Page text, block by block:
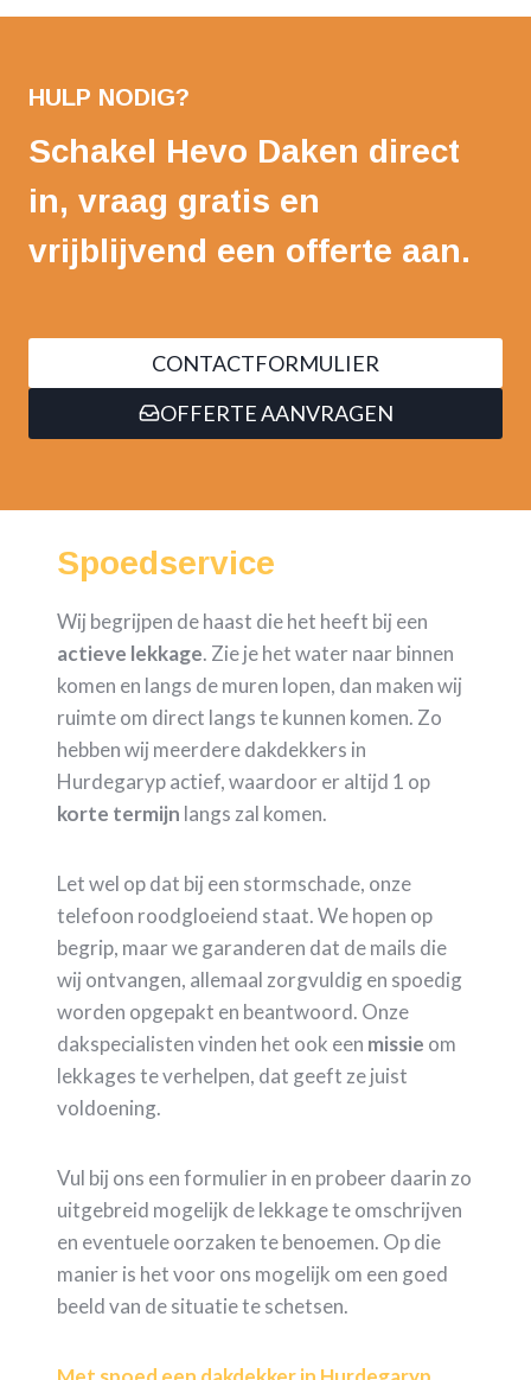
HULP NODIG?
Schakel Hevo Daken direct
in, vraag gratis en
vrijblijvend een offerte aan.
CONTACTFORMULIER
OFFERTE AANVRAGEN
Spoedservice
Wij begrijpen de haast die het heeft bij een
actieve lekkage. Zie je het water naar binnen
komen en langs de muren lopen, dan maken wij
ruimte om direct langs te kunnen komen. Zo
hebben wij meerdere dakdekkers in
Hurdegaryp actief, waardoor er altijd 1 op
korte termijn langs zal komen.
Let wel op dat bij een stormschade, onze
telefoon roodgloeiend staat. We hopen op
begrip, maar we garanderen dat de mails die
wij ontvangen, allemaal zorgvuldig en spoedig
worden opgepakt en beantwoord. Onze
dakspecialisten vinden het ook een missie om
lekkages te verhelpen, dat geeft ze juist
voldoening.
Vul bij ons een formulier in en probeer daarin zo
uitgebreid mogelijk de lekkage te omschrijven
en eventuele oorzaken te benoemen. Op die
manier is het voor ons mogelijk om een goed
beeld van de situatie te schetsen.